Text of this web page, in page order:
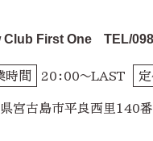
Club First One TEL/
時間 20：00～LAST
宮古島市平良西里140番